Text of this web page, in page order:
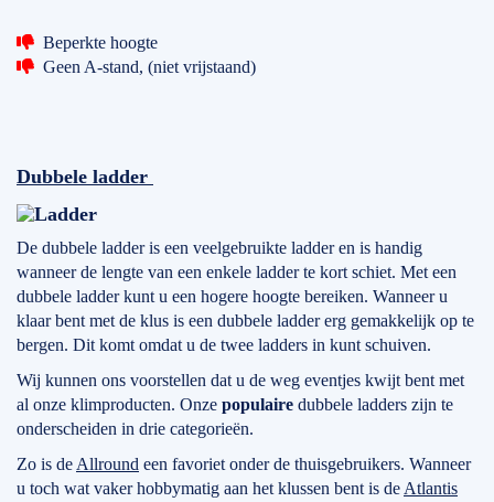
Beperkte hoogte
Geen A-stand, (niet vrijstaand)
Dubbele ladder
De dubbele ladder is een veelgebruikte ladder en is handig
wanneer de lengte van een enkele ladder te kort schiet. Met een
dubbele ladder kunt u een hogere hoogte bereiken. Wanneer u
klaar bent met de klus is een dubbele ladder erg gemakkelijk op te
bergen. Dit komt omdat u de twee ladders in kunt schuiven.
Wij kunnen ons voorstellen dat u de weg eventjes kwijt bent met
al onze klimproducten. Onze populaire dubbele ladders zijn te
onderscheiden in drie categorieën.
Zo is de Allround een favoriet onder de thuisgebruikers. Wanneer
u toch wat vaker hobbymatig aan het klussen bent is de Atlantis